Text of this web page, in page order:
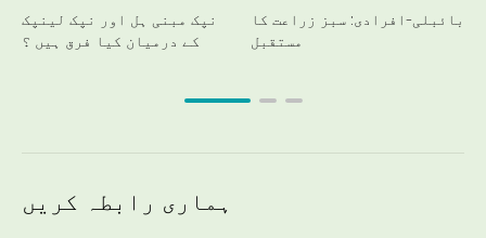
نپک مبنی ہل اور نپک لینپک
کے درمیان کیا فرق ہیں ؟
بائبلی-افرادی: سبز زراعت کا
مستقبل
ہماری رابطہ کریں